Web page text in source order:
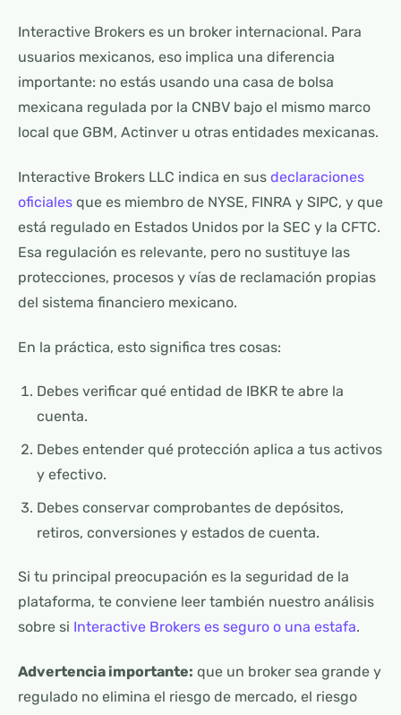
Interactive Brokers es un broker internacional. Para
usuarios mexicanos, eso implica una diferencia
importante: no estás usando una casa de bolsa
mexicana regulada por la CNBV bajo el mismo marco
local que GBM, Actinver u otras entidades mexicanas.
Interactive Brokers LLC indica en sus declaraciones
oficiales que es miembro de NYSE, FINRA y SIPC, y que
está regulado en Estados Unidos por la SEC y la CFTC.
Esa regulación es relevante, pero no sustituye las
protecciones, procesos y vías de reclamación propias
del sistema financiero mexicano.
En la práctica, esto significa tres cosas:
Debes verificar qué entidad de IBKR te abre la
cuenta.
Debes entender qué protección aplica a tus activos
y efectivo.
Debes conservar comprobantes de depósitos,
retiros, conversiones y estados de cuenta.
Si tu principal preocupación es la seguridad de la
plataforma, te conviene leer también nuestro análisis
sobre si Interactive Brokers es seguro o una estafa.
Advertencia importante: que un broker sea grande y
regulado no elimina el riesgo de mercado, el riesgo